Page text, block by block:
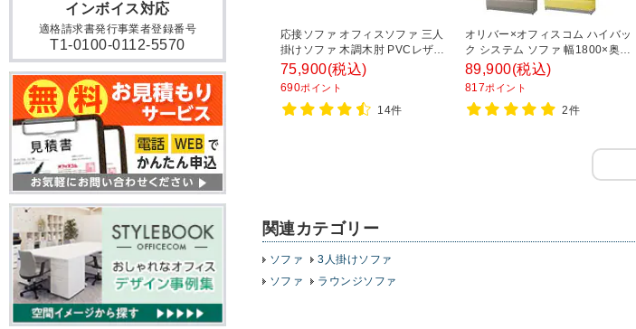
応接ソファ オフィスソファ 三人
掛けソファ 木調木肘 PVCレザー
幅1870×奥行745×高さ750mm フ
ァビュリー
75,900(税込)
690ポイント
14件
オリバー×オフィスコム ハイバッ
ク システム ソファ 幅1800×奥行
625×高さ1000mm 3人掛け 布張
り ハイバックソファ 業務用ソフ
ァ 飲食店用ソファ ファミレスソ
ファ ベンチシートソファ
89,900(税込)
817ポイント
2件
関連カテゴリー
ソファ
3人掛けソファ
ソファ
ラウンジソファ
インボイス対応
適格請求書発行事業者登録番号
T1-0100-0112-5570